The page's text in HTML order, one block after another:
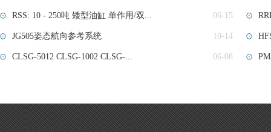
RSS: 10 - 250吨 矮型油缸 单作用/双... 06-15
JG505姿态航向参考系统 10-14
CLSG-5012 CLSG-1002 CLSG-... 06-08